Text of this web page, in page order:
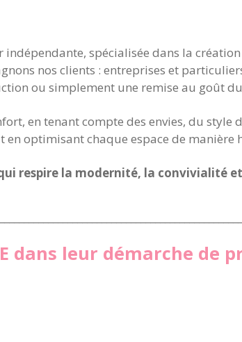
spécialisée dans la
nos clients : entreprises et
ou simplement une remise au goût
en tenant compte des envies, du style
optimisant chaque espace de manière
respire la modernité, la convivialité et
dans leur démarche de